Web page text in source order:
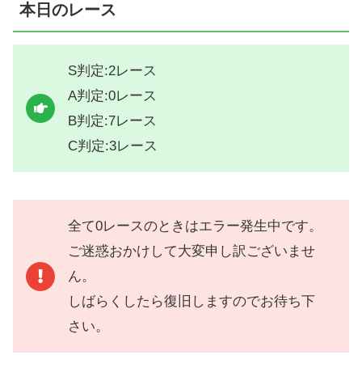
本日のレース
S判定:2レース
A判定:0レース
B判定:7レース
C判定:3レース
全て0レースのときはエラー発生中です。
ご迷惑おかけして大変申し訳ございませ
ん。
しばらくしたら復旧しますのでお待ち下
さい。